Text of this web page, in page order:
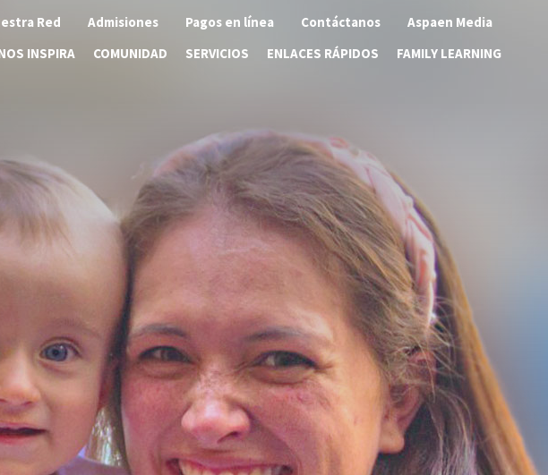
Red Admisiones Pagos en línea Contáctanos
Aspaen Media
INSPIRA COMUNIDAD SERVICIOS ENLACES RÁPIDOS FAMILY LEARNING